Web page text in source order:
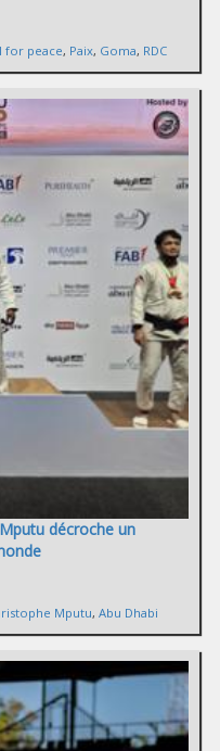
for peace, Paix, Goma, RDC
décroche un
Mputu, Abu Dhabi